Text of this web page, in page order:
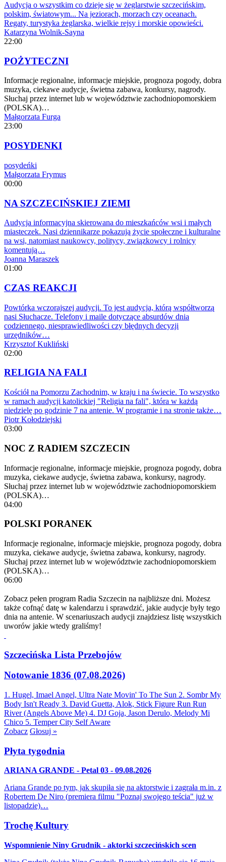
Audycja o wszystkim co dzieje się w żeglarstwie szczecińskim,
polskim, światowym... Na jeziorach, morzach czy oceanach.
Regaty, turystyka żeglarska, wielkie rejsy i morskie opowieści.
Katarzyna Wolnik-Sayna
22:00
POŻYTECZNI
Informacje regionalne, informacje miejskie, prognoza pogody, dobra
muzyka, ciekawe audycje, świetna zabawa, konkursy, nagrody.
Słuchaj przez internet lub w województwie zachodniopomorskiem
(POLSKA)…
Małgorzata Furga
23:00
POSYDENKI
posydeńki
Małgorzata Frymus
00:00
NA SZCZECIŃSKIEJ ZIEMI
Audycja informacyjna skierowana do mieszkańców wsi i małych
miasteczek. Nasi dziennikarze pokazują życie społeczne i kulturalne
na wsi, natomiast naukowcy, politycy, związkowcy i rolnicy
komentują…
Joanna Maraszek
01:00
CZAS REAKCJI
Powtórka wczorajszej audycji. To jest audycja, którą współtworzą
nasi Słuchacze. Telefony i maile dotyczące absurdów dnia
codziennego, niesprawiedliwości czy błędnych decyzji
urzędników…
Krzysztof Kukliński
02:00
RELIGIA NA FALI
Kościół na Pomorzu Zachodnim, w kraju i na świecie. To wszystko
w ramach audycji katolickiej "Religia na fali", która w każdą
niedzielę po godzinie 7 na antenie. W programie i na stronie także…
Piotr Kołodziejski
03:00
NOC Z RADIEM SZCZECIN
Informacje regionalne, informacje miejskie, prognoza pogody, dobra
muzyka, ciekawe audycje, świetna zabawa, konkursy, nagrody.
Słuchaj przez internet lub w województwie zachodniopomorskiem
(POLSKA)…
04:00
POLSKI PORANEK
Informacje regionalne, informacje miejskie, prognoza pogody, dobra
muzyka, ciekawe audycje, świetna zabawa, konkursy, nagrody.
Słuchaj przez internet lub w województwie zachodniopomorskiem
(POLSKA)…
06:00
Zobacz pełen program Radia Szczecin na najbliższe dni. Możesz
także cofnąć datę w kalendarzu i sprawdzić, jakie audycje były tego
dnia na antenie. W scenariuszach audycji znajdziesz listę wszystkich
uworów jakie wtedy graliśmy!
Szczecińska Lista Przebojów
Notowanie 1836 (07.08.2026)
1. Hugel, Imael Angel, Ultra Nate Movin' To The Sun 2. Sombr My
Body Isn't Ready 3. David Guetta, Alok, Stick Figure Run Run
River (Angels Above Me) 4. DJ Goja, Jason Derulo, Melody Mi
Chico 5. Temper City Self Aware
Zobacz Głosuj »
Płyta tygodnia
ARIANA GRANDE - Petal 03 - 09.08.2026
Ariana Grande po tym, jak skupiła się na aktorstwie i zagrała m.in. z
Robertem De Niro (premiera filmu "Poznaj swojego teścia" już w
listopadzie)…
Trochę Kultury
Wspomnienie Niny Grudnik - aktorki szczecińskich scen